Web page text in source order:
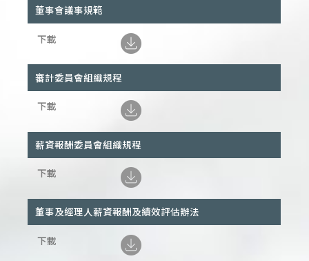
董事會議事規範
審計委員會組織規程
薪資報酬委員會組織規程
董事及經理人薪資報酬及績效評估辦法